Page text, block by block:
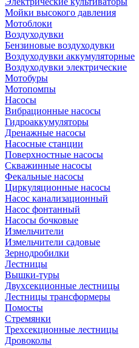
Мойки высокого давления
Мотоблоки
Воздуходувки
Бензиновые воздуходувки
Воздуходувки аккумуляторные
Воздуходувки электрические
Мотобуры
Мотопомпы
Насосы
Вибрационные насосы
Гидроаккумуляторы
Дренажные насосы
Насосные станции
Поверхностные насосы
Скважинные насосы
Фекальные насосы
Циркуляционные насосы
Насос канализационный
Насос фонтанный
Насосы бочковые
Измельчители
Измельчители садовые
Зернодробилки
Лестницы
Вышки-туры
Двухсекционные лестницы
Лестницы трансформеры
Помосты
Стремянки
Трехсекционные лестницы
Дровоколы